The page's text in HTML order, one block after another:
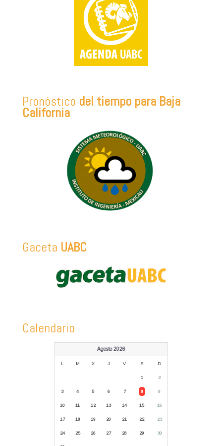
Pronóstico del tiempo para Baja
California
Gaceta UABC
Calendario
Agosto 2026
L M X J V S D
1 2
3 4 5 6 7 8 9
10 11 12 13 14 15 16
17 18 19 20 21 22 23
24 25 26 27 28 29 30